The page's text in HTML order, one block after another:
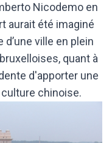
Nicodemo en
aurait été imaginé
d’une ville en plein
quant à
d'apporter une
chinoise.